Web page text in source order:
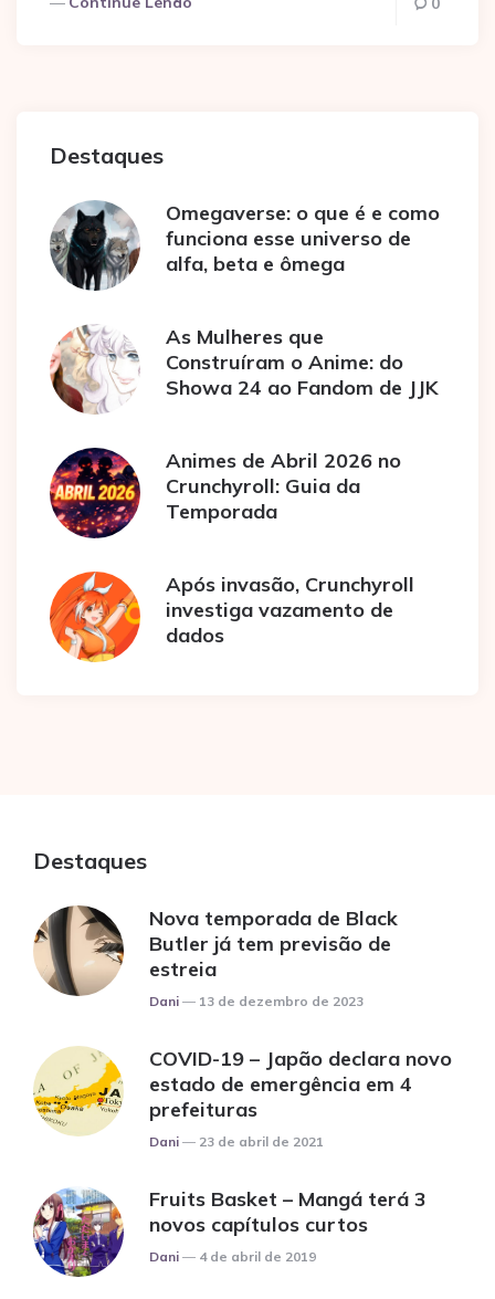
Destaques
Omegaverse: o que é e como
funciona esse universo de
alfa, beta e ômega
As Mulheres que
Construíram o Anime: do
Showa 24 ao Fandom de JJK
Animes de Abril 2026 no
Crunchyroll: Guia da
Temporada
Após invasão, Crunchyroll
investiga vazamento de
dados
Destaques
Nova temporada de Black
Butler já tem previsão de
estreia
Posted
Dani 13 de dezembro de 2023
COVID-19 – Japão declara novo
estado de emergência em 4
prefeituras
Posted
Dani 23 de abril de 2021
Fruits Basket – Mangá terá 3
novos capítulos curtos
Posted
Dani 4 de abril de 2019